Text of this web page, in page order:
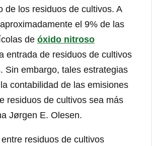
de los residuos de cultivos. A
el 9% de las
de óxido nitroso
entrada de residuos de cultivos
Sin embargo, tales estrategias
contabilidad de las emisiones
residuos de cultivos sea más
Jørgen E. Olesen.
residuos de cultivos